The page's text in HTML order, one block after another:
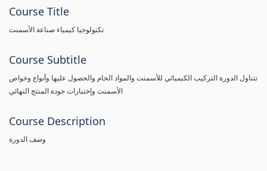
Course Title
تكنولوجيا كيمياء صناعة الأسمنت
Course Subtitle
تتناول الدورة التركيب الكيميائي للأسمنت والمواد الخام والحصول عليها وأنواع وخواص
الأسمنت وإختبارات جودة المنتج النهائي
Course Description
وصف الدورة